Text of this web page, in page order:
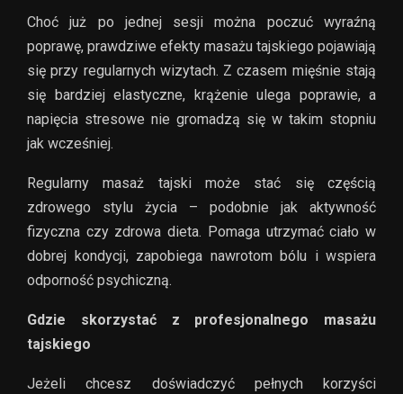
Choć już po jednej sesji można poczuć wyraźną
poprawę, prawdziwe efekty masażu tajskiego pojawiają
się przy regularnych wizytach. Z czasem mięśnie stają
się bardziej elastyczne, krążenie ulega poprawie, a
napięcia stresowe nie gromadzą się w takim stopniu
jak wcześniej.
Regularny masaż tajski może stać się częścią
zdrowego stylu życia – podobnie jak aktywność
fizyczna czy zdrowa dieta. Pomaga utrzymać ciało w
dobrej kondycji, zapobiega nawrotom bólu i wspiera
odporność psychiczną.
Gdzie skorzystać z profesjonalnego masażu
tajskiego
Jeżeli chcesz doświadczyć pełnych korzyści